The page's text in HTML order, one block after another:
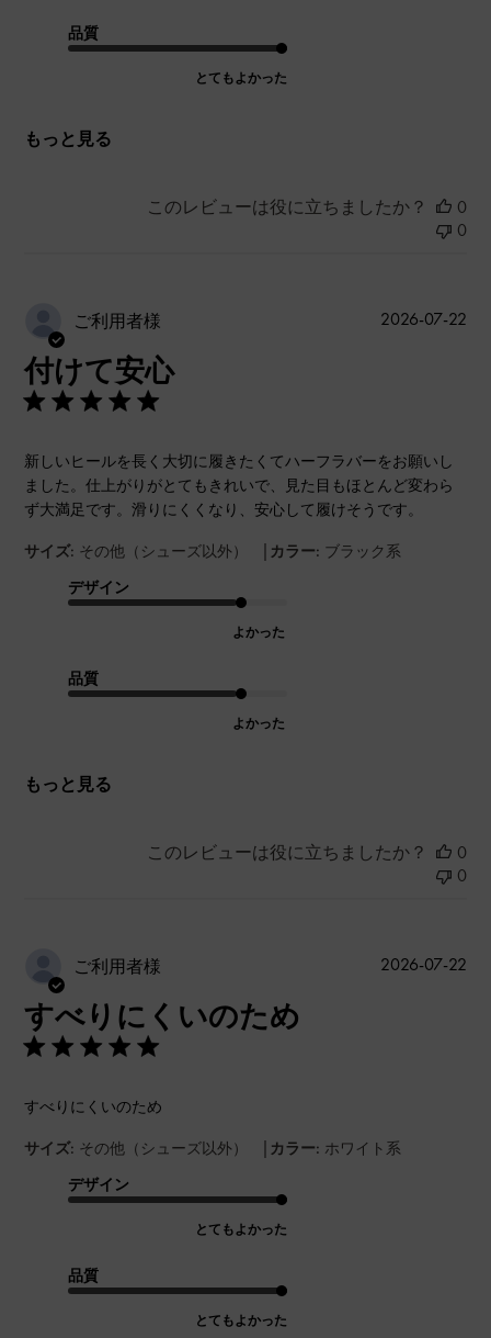
品質
とてもよかった
もっと見る
このレビューは役に立ちましたか？
0
0
ご利用者様
付けて安心
新しいヒールを長く大切に履きたくてハーフラバーをお願いし
ました。仕上がりがとてもきれいで、見た目もほとんど変わら
ず大満足です。滑りにくくなり、安心して履けそうです。
サイズ: その他（シューズ以外） | カラー: ブラック系
デザイン
よかった
品質
よかった
もっと見る
公
2026-07-22
このレビューは役に立ちましたか？
0
0
ご利用者様
すべりにくいのため
すべりにくいのため
サイズ: その他（シューズ以外） | カラー: ホワイト系
デザイン
とてもよかった
品質
とてもよかった
公
2026-07-22